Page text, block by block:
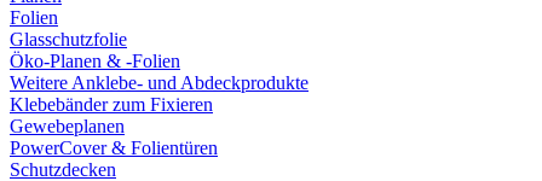
Folien
Glasschutzfolie
Öko-Planen & -Folien
Weitere Anklebe- und Abdeckprodukte
Klebebänder zum Fixieren
Gewebeplanen
PowerCover & Folientüren
Schutzdecken